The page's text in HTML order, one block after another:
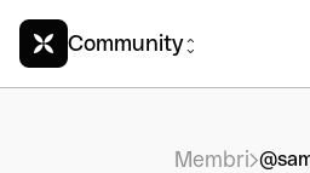
Community
Membri